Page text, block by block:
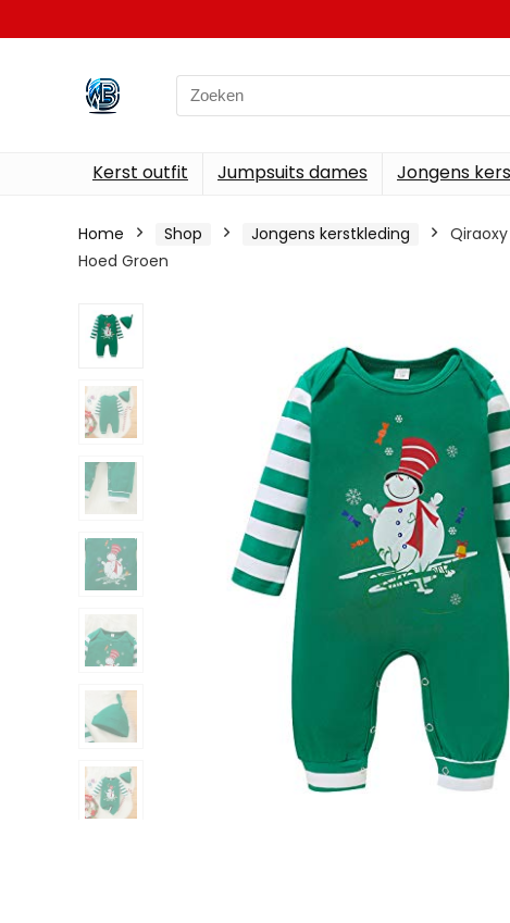
Search
for:
Kerst outfit Jumpsuits dames Jongens
Home Shop Jongens kerstkleding
Hoed Groen